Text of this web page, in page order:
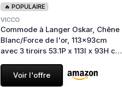
🔥 POPULAIRE
VICCO
Commode à Langer Oskar, Chêne
Blanc/Force de l'or, 113x93cm
avec 3 tiroirs 53.1P x 113l x 93H cm
L'orVoir l'offre